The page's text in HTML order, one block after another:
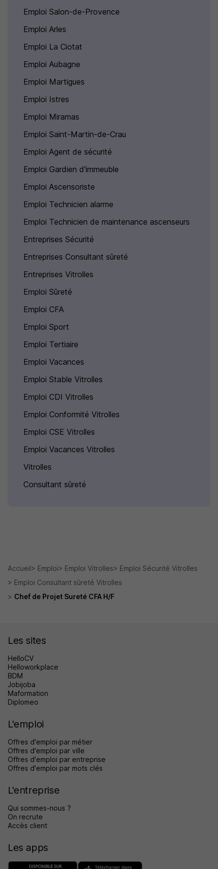
Emploi Salon-de-Provence
Emploi Arles
Emploi La Ciotat
Emploi Aubagne
Emploi Martigues
Emploi Istres
Emploi Miramas
Emploi Saint-Martin-de-Crau
Emploi Agent de sécurité
Emploi Gardien d'immeuble
Emploi Ascensoriste
Emploi Technicien alarme
Emploi Technicien de maintenance ascenseurs
Entreprises Sécurité
Entreprises Consultant sûreté
Entreprises Vitrolles
Emploi Sûreté
Emploi CFA
Emploi Sport
Emploi Tertiaire
Emploi Vacances
Emploi Stable Vitrolles
Emploi CDI Vitrolles
Emploi Conformité Vitrolles
Emploi CSE Vitrolles
Emploi Vacances Vitrolles
Vitrolles
Consultant sûreté
Accueil Emploi Emploi Vitrolles
Emploi Sécurité Vitrolles
Emploi Consultant sûreté Vitrolles
Chef de Projet Sureté CFA H/F
Les sites
HelloCV
Helloworkplace
BDM
Jobijoba
Maformation
Diplomeo
L'emploi
Offres d'emploi par métier
Offres d'emploi par ville
Offres d'emploi par entreprise
Offres d'emploi par mots clés
L'entreprise
Qui sommes-nous ?
On recrute
Accès client
Les apps